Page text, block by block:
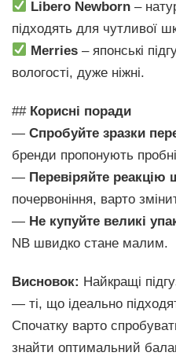
Libero Newborn –
підходять для чутливої
Merries – японські
вологості, дуже ніжні.
## Корисні поради
— Спробуйте зразки
бренди пропонують
— Перевіряйте реакцію
почервоніння, варто
— Не купуйте великі
NB швидко стане малим.
Висновок: Найкращі
— ті, що ідеально
Спочатку варто
знайти оптимальний